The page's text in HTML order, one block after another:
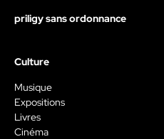
priligy sans ordonnance
Culture
Musique
Expositions
Livres
Cinéma